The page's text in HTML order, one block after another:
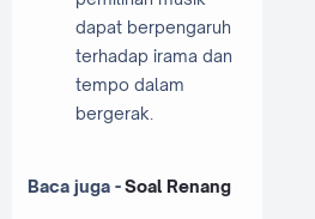
dapat berpengaruh
terhadap irama dan
tempo dalam
bergerak.
Baca juga -Soal Renang